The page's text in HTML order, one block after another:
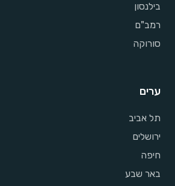
בילנסון
רמב"ם
סורוקה
ערים
תל אביב
ירושלים
חיפה
באר שבע